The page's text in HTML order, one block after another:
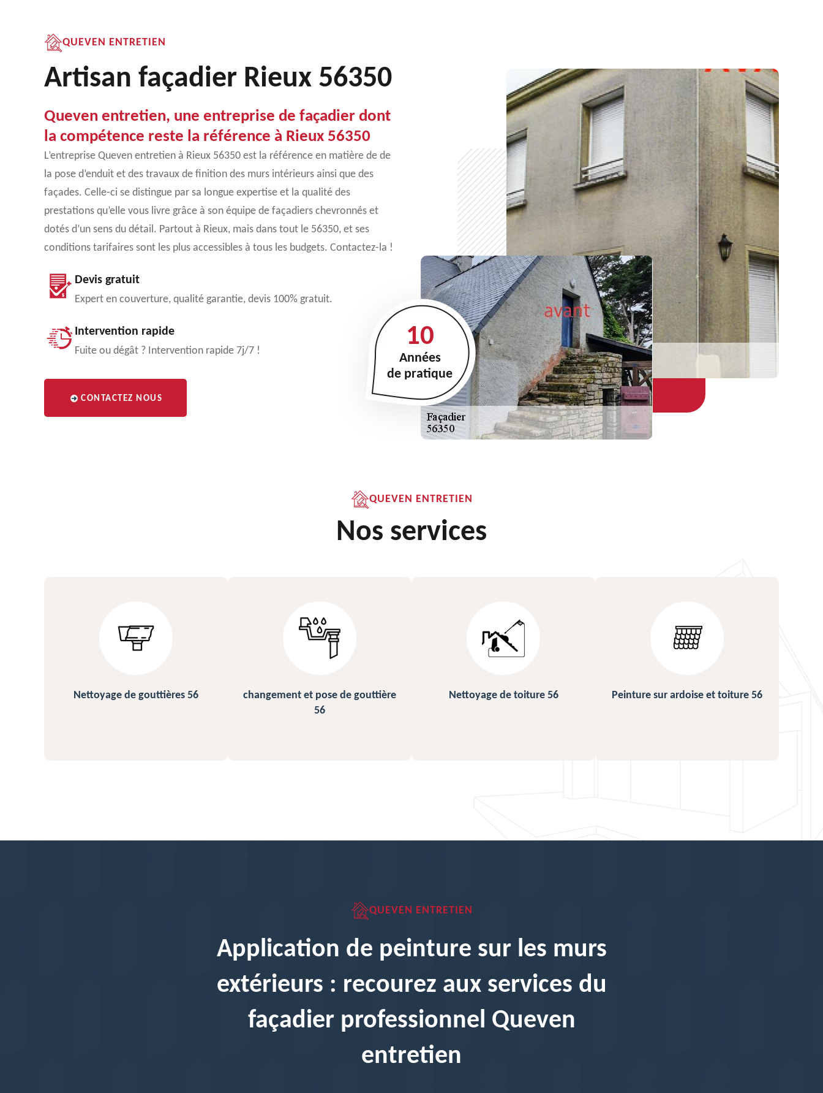
QUEVEN ENTRETIEN
Artisan façadier Rieux 56350
Queven entretien, une entreprise de façadier dont
la compétence reste la référence à Rieux 56350
L’entreprise Queven entretien à Rieux 56350 est la référence en matière de de
la pose d’enduit et des travaux de finition des murs intérieurs ainsi que des
façades. Celle-ci se distingue par sa longue expertise et la qualité des
prestations qu’elle vous livre grâce à son équipe de façadiers chevronnés et
dotés d’un sens du détail. Partout à Rieux, mais dans tout le 56350, et ses
conditions tarifaires sont les plus accessibles à tous les budgets. Contactez-la !
Devis gratuit
Expert en couverture, qualité garantie, devis 100% gratuit.
Intervention rapide
Fuite ou dégât ? Intervention rapide 7j/7 !
CONTACTEZ NOUS
10
Années
de pratique
QUEVEN ENTRETIEN
Nos services
changement et pose de gouttière
Nettoyage de toiture 56 Peinture sur ardoise et toiture 56 Urgence fuite de toiture 56
QUEVEN ENTRETIEN
Application de peinture sur les murs
extérieurs : recourez aux services du
façadier professionnel Queven
entretien